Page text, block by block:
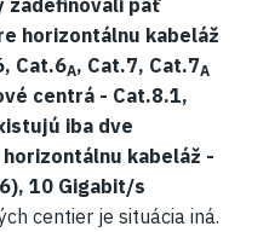
zadefinovali päť
horizontálnu kabeláž
Cat.6A, Cat.7, Cat.7A
centrá - Cat.8.1,
iba dve
kabeláž -
10 Gigabit/s
centier je situácia iná.